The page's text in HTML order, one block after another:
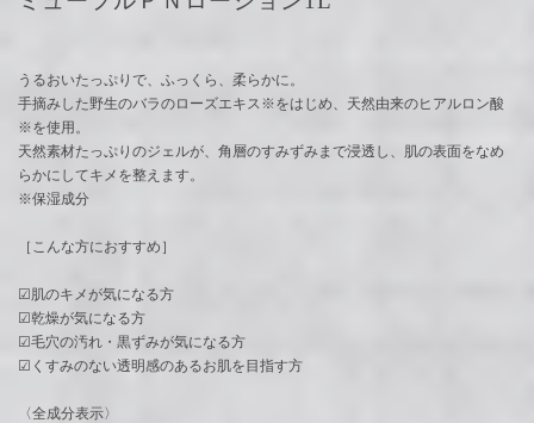
うるおいたっぷりで、ふっくら、柔らかに。
手摘みした野生のバラのローズエキス※をはじめ、天然由来のヒアルロン酸
※を使用。
天然素材たっぷりのジェルが、角層のすみずみまで浸透し、肌の表面をなめ
らかにしてキメを整えます。
※保湿成分
［こんな方におすすめ］
☑︎肌のキメが気になる方
☑︎乾燥が気になる方
☑︎毛穴の汚れ・黒ずみが気になる方
☑︎くすみのない透明感のあるお肌を目指す方
〈全成分表示〉